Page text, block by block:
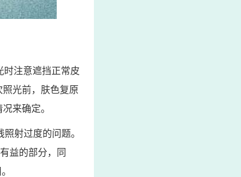
时注意遮挡正常皮
光前，肤色复原
来确定。
射过度的问题。
益的部分，同